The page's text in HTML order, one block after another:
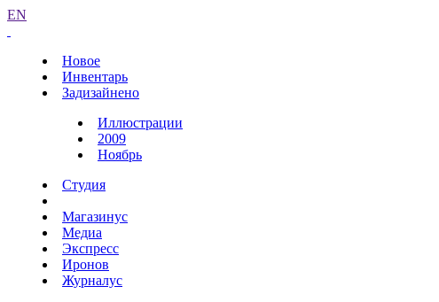
EN
Новое
Инвентарь
Задизайнено
Иллюстрации
2009
Ноябрь
Студия
Магазинус
Медиа
Экспресс
Иронов
Журналус